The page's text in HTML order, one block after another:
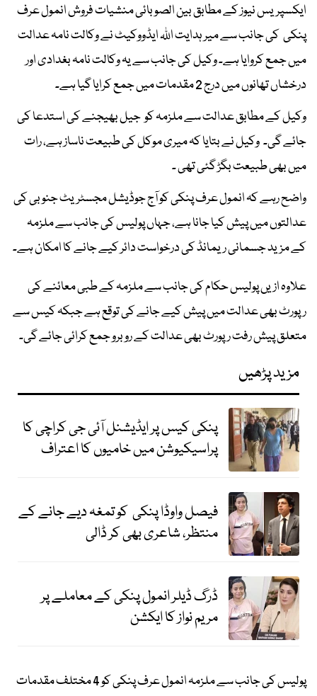
ایکسپریس نیوز کے مطابق بین الصوبائی منشیات فروش انمول عرف
پنکی کی جانب سے میر ہدایت اللہ ایڈووکیٹ نے وکالت نامہ عدالت
میں جمع کروایا ہے۔ وکیل کی جانب سے یہ وکالت نامہ بغدادی اور
درخشاں تھانوں میں درج 2 مقدمات میں جمع کرایا گیا ہے۔
وکیل کے مطابق عدالت سے ملزمہ کو جیل بھیجنے کی استدعا کی
جائے گی۔ وکیل نے بتایا کہ میری موکل کی طبیعت ناساز ہے، رات
میں بھی طبیعت بگڑ گئی تھی ۔
واضح رہے کہ انمول عرف پنکی کو آج جوڈیشل مجسٹریٹ جنوبی کی
عدالتوں میں پیش کیا جانا ہے، جہاں پولیس کی جانب سے ملزمہ
کے مزید جسمانی ریمانڈ کی درخواست دائر کیے جانے کا امکان ہے۔
علاوہ ازیں پولیس حکام کی جانب سے ملزمہ کے طبی معائنے کی
رپورٹ بھی عدالت میں پیش کیے جانے کی توقع ہے جبکہ کیس سے
متعلق پیش رفت رپورٹ بھی عدالت کے روبرو جمع کرائی جائے گی۔
مزید پڑھیں
پنکی کیس پر ایڈیشنل آئی جی کراچی کا
پراسیکیوشن میں خامیوں کا اعتراف
فیصل واوڈا پنکی کو تمغہ دیے جانے کے
منتظر، شاعری بھی کر ڈالی
ڈرگ ڈیلر انمول پنکی کے معاملے پر
مریم نواز کا ایکشن
پولیس کی جانب سے ملزمہ انمول عرف پنکی کو 4 مختلف مقدمات